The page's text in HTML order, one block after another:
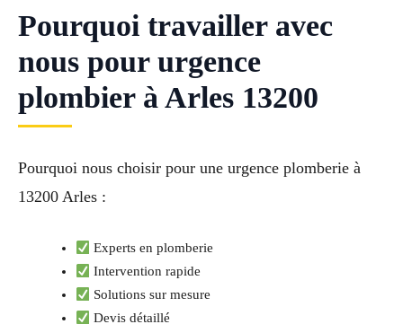
Pourquoi travailler avec
nous pour urgence
plombier à Arles 13200
Pourquoi nous choisir pour une urgence plomberie à
13200 Arles :
Experts en plomberie
Intervention rapide
Solutions sur mesure
Devis détaillé